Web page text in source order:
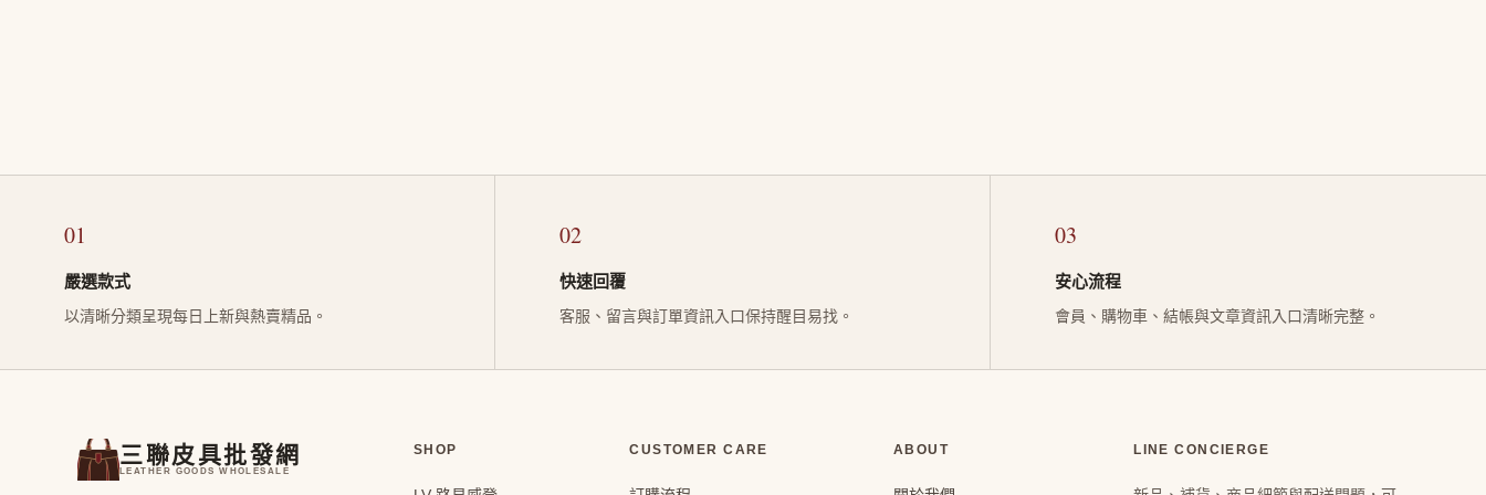
01
嚴選款式
以清晰分類呈現每日上新與熱賣精品。
02
快速回覆
客服、留言與訂單資訊入口保持醒目易找。
03
安心流程
會員、購物車、結帳與文章資訊入口清晰完整。
三聯皮具批發網
LEATHER GOODS WHOLESALE
SHOP CUSTOMER CARE ABOUT LINE CONCIERGE